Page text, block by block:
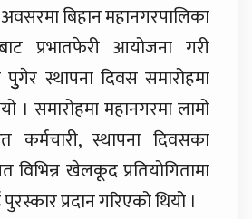
बिहान महानगरपालिका
प्रभातफेरी आयोजना गरी
स्थापना दिवस समारोहमा
। समारोहमा महानगरमा लामो
कर्मचारी, स्थापना दिवसका
खेलकूद प्रतियोगितामा
प्रदान गरिएको थियो ।